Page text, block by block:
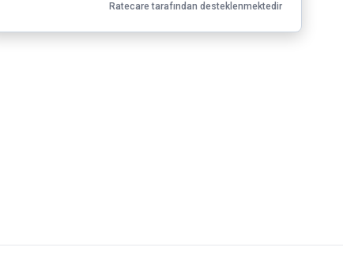
Ratecare tarafından desteklenmektedir